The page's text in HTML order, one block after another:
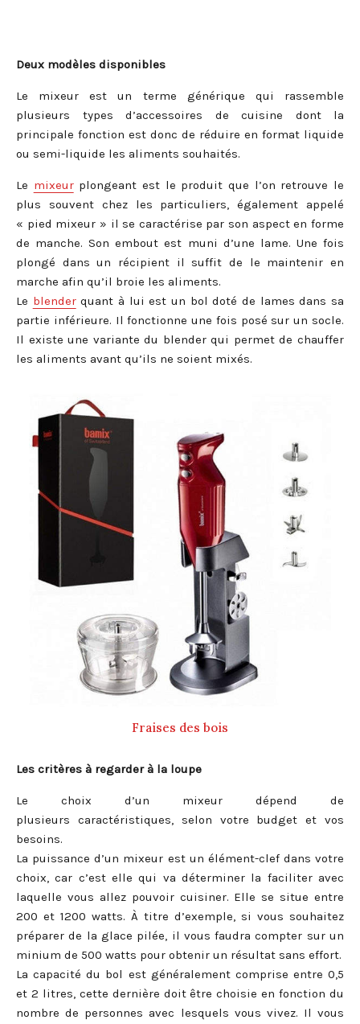
Deux modèles disponibles
Le mixeur est un terme générique qui rassemble
plusieurs types d’accessoires de cuisine dont la
principale fonction est donc de réduire en format liquide
ou semi-liquide les aliments souhaités.
Le mixeurplongeant est le produit que l’on retrouve le
plus souvent chez les particuliers, également appelé
« pied mixeur » il se caractérise par son aspect en forme
de manche. Son embout est muni d’une lame. Une fois
plongé dans un récipient il suffit de le maintenir en
marche afin qu’il broie les aliments.
Le blenderquant à lui est un bol doté de lames dans sa
partie inférieure. Il fonctionne une fois posé sur un socle.
Il existe une variante du blender qui permet de chauffer
les aliments avant qu’ils ne soient mixés.
Fraises des bois
Les critères à regarder à la loupe
Le choix d’un mixeur dépend de
plusieurs caractéristiques, selon votre budget et vos
besoins.
La puissance d’un mixeur est un élément-clef dans votre
choix, car c’est elle qui va déterminer la faciliter avec
laquelle vous allez pouvoir cuisiner. Elle se situe entre
200 et 1200 watts. À titre d’exemple, si vous souhaitez
préparer de la glace pilée, il vous faudra compter sur un
minium de 500 watts pour obtenir un résultat sans effort.
La capacité du bol est généralement comprise entre 0,5
et 2 litres, cette dernière doit être choisie en fonction du
nombre de personnes avec lesquels vous vivez. Il vous